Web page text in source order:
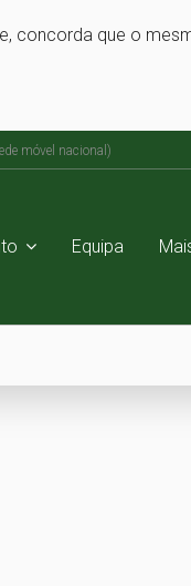
concorda que o
móvel nacional)
Equipa